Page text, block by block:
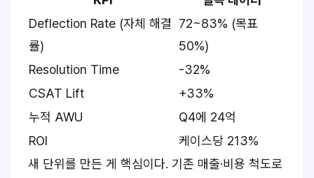
Deflection Rate (자체 해결
률)
72~83% (목표
50%)
Resolution Time
-32%
CSAT Lift
+33%
누적 AWU
Q4에 24억
ROI
케이스당 213%
새 단위를 만든 게 핵심이다. 기존 매출·비용 척도로